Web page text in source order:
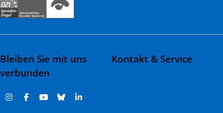
Bleiben Sie mit uns
verbunden
Kontakt & Service